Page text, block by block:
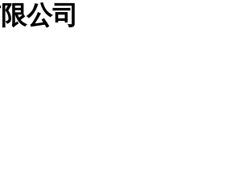
公司